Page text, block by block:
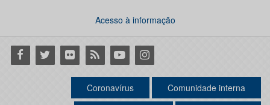
Acesso à informação
Facebook
Twitter Flickr RSS YoutubeInstagram
Coronavírus Comunidade interna